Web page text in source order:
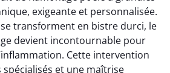
exigeante et personnalisée.
transforment en bistre durci, le
devient incontournable pour
Cette intervention
et une maîtrise